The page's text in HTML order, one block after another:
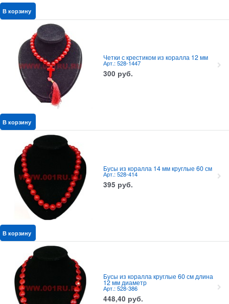
В корзину
Четки с крестиком из коралла 12 мм
Арт.: 528-1447
300 руб.
В корзину
Бусы из коралла 14 мм круглые 60 см
Арт.: 528-414
395 руб.
В корзину
Бусы из коралла круглые 60 см длина
12 мм диаметр
Арт.: 528-386
448,40 руб.